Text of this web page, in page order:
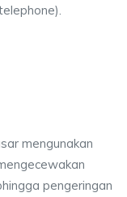
mengunakan
pengeringan